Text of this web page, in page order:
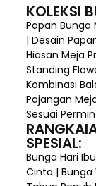
KOLEKSI
Papan Bunga
| Desain
Hiasan Meja
Standing
Kombinasi
Pajangan
Sesuai
SPESIAL:
Bunga Hari
Cinta | Bunga